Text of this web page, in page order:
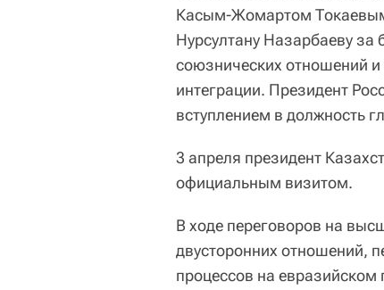
Касым-Жомартом
Нурсултану Назарбаеву
союзнических отношений
интеграции. Президент
вступлением в должность
3 апреля президент
официальным визитом.
В ходе переговоров на
двусторонних отношений,
процессов на евразийском